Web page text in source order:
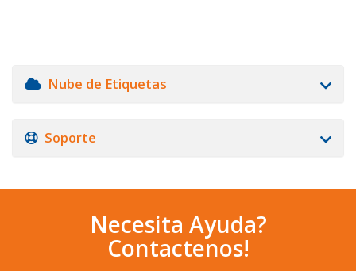
Nube de Etiquetas
Soporte
Necesita Ayuda?
Contactenos!